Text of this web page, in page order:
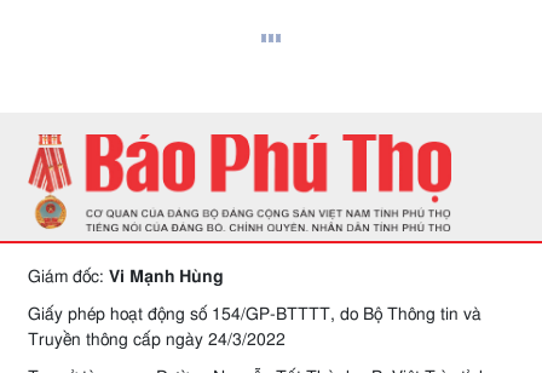
Giám đốc: Vi Mạnh Hùng
Giấy phép hoạt động số 154/GP-BTTTT, do Bộ Thông tin và
Truyền thông cấp ngày 24/3/2022